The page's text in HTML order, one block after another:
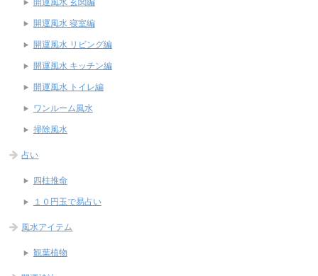
開運風水 寝室編
開運風水 リビング編
開運風水 キッチン編
開運風水 トイレ編
ワンルーム風水
掃除風水
占い
四柱推命
１０円玉で易占い
風水アイテム
観葉植物